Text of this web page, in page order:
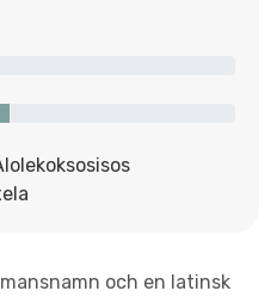
och en latinsk